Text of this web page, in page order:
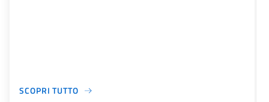
SCOPRI TUTTO